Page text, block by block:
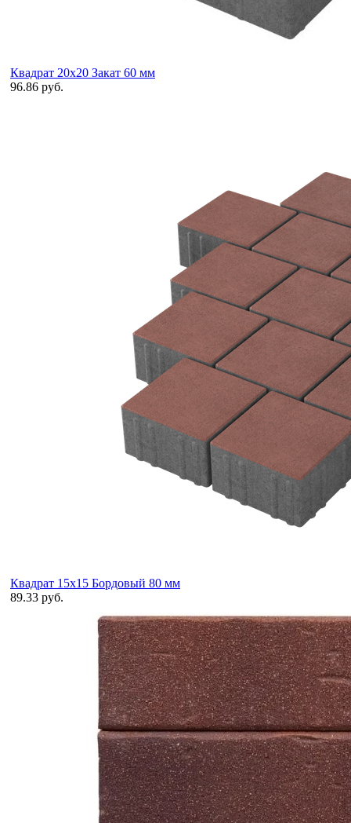
Квадрат 20х20 Закат 60 мм
96.86 руб.
Квадрат 15х15 Бордовый 80 мм
89.33 руб.